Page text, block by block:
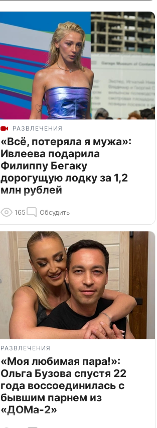
РАЗВЛЕЧЕНИЯ
«Всё, потеряла я мужа»:
Ивлеева подарила
Филиппу Бегаку
дорогущую лодку за 1,2
млн рублей
165 Обсудить
РАЗВЛЕЧЕНИЯ
«Моя любимая пара!»:
Ольга Бузова спустя 22
года воссоединилась с
бывшим парнем из
«ДОМа-2»